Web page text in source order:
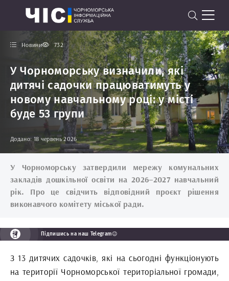
Новини 732
У Чорноморську визначили, які
дитячі садочки працюватимуть у
новому навчальному році: у місті
буде 53 групи
Додано: 18 червень 2026
У Чорноморську затвердили мережу комунальних
закладів дошкільної освіти на 2026–2027 навчальний
рік. Про це свідчить відповідний проєкт рішення
виконавчого комітету міської ради.
Підпишись на наш Telegram😉
З 13 дитячих садочків, які на сьогодні функціонують
на території Чорноморської територіальної громади,